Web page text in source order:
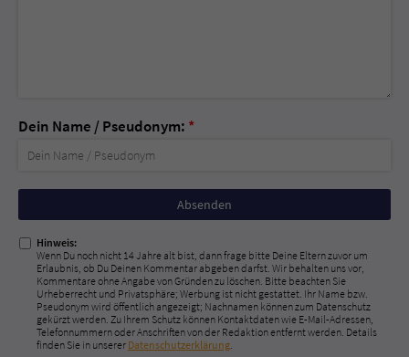
Dein Name / Pseudonym: *
Nicht
ausfüllen!
Hinweis:
Wenn Du noch nicht 14 Jahre alt bist, dann frage bitte Deine Eltern zuvor um
Erlaubnis, ob Du Deinen Kommentar abgeben darfst. Wir behalten uns vor,
Kommentare ohne Angabe von Gründen zu löschen. Bitte beachten Sie
Urheberrecht und Privatsphäre; Werbung ist nicht gestattet. Ihr Name bzw.
Pseudonym wird öffentlich angezeigt; Nachnamen können zum Datenschutz
gekürzt werden. Zu Ihrem Schutz können Kontaktdaten wie E-Mail-Adressen,
Telefonnummern oder Anschriften von der Redaktion entfernt werden. Details
finden Sie in unserer Datenschutzerklärung